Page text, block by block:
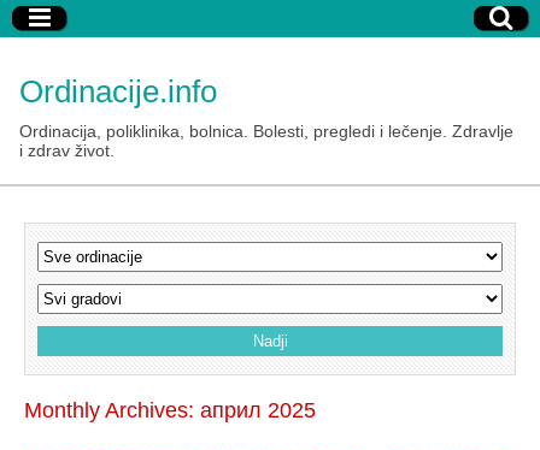
Ordinacije.info
Ordinacija, poliklinika, bolnica. Bolesti, pregledi i lečenje. Zdravlje
i zdrav život.
Monthly Archives: април 2025